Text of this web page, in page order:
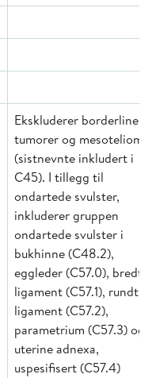
Ekskluderer borderline
tumorer og mesoteliom
(sistnevnte inkludert i
C45). I tillegg til
ondartede svulster,
inkluderer gruppen
ondartede svulster i
bukhinne (C48.2),
eggleder (C57.0), bredt
ligament (C57.1), rundt
ligament (C57.2),
parametrium (C57.3) og
uterine adnexa,
uspesifisert (C57.4)